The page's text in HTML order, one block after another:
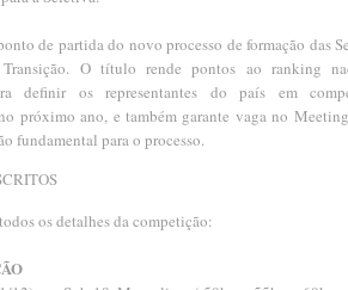
de partida do novo processo de formação das
O título rende pontos ao ranking
definir os representantes do país em
próximo ano, e também garante vaga no
fundamental para o processo.
os detalhes da competição: